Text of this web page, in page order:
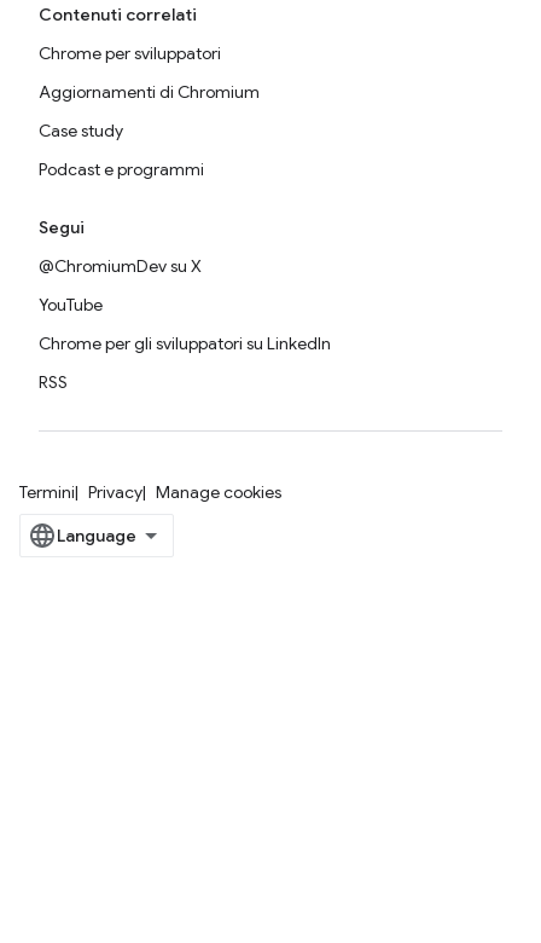
Contenuti correlati
Chrome per sviluppatori
Aggiornamenti di Chromium
Case study
Podcast e programmi
Segui
@ChromiumDev su X
YouTube
Chrome per gli sviluppatori su LinkedIn
RSS
Termini Privacy Manage cookies